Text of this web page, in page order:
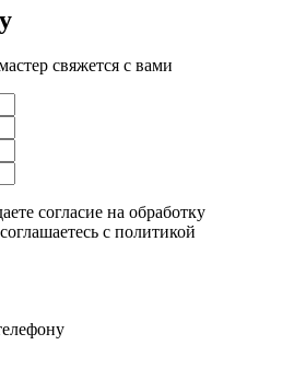
свяжется с вами
согласие на обработку
c политикой